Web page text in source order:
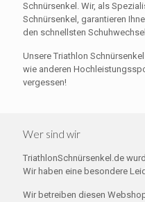
Schnürsenkel. Wir, als
Schnürsenkel, garantieren
den schnellsten
Unsere Triathlon
wie anderen
vergessen!
Wer sind wir
TriathlonSchnürsenkel.de
Wir haben eine besondere
Wir betreiben diesen